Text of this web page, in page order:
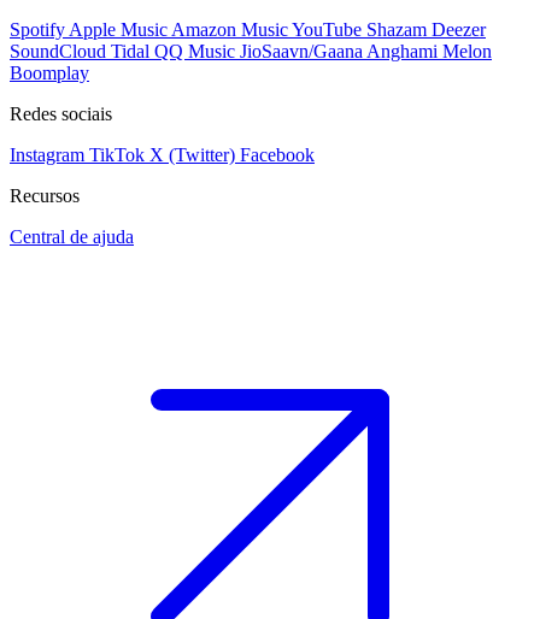
Spotify Apple Music Amazon MusicYouTube Shazam Deezer
SoundCloud Tidal QQ Music JioSaavn/Gaana Anghami Melon
Boomplay
Redes sociais
Instagram TikTok X (Twitter) Facebook
Recursos
Central de ajuda